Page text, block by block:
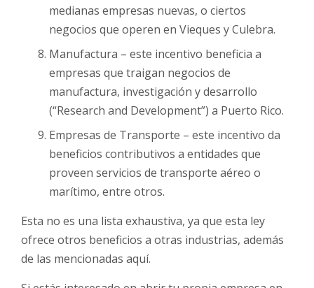
medianas empresas nuevas, o ciertos
negocios que operen en Vieques y Culebra.
Manufactura – este incentivo beneficia a
empresas que traigan negocios de
manufactura, investigación y desarrollo
(“Research and Development”) a Puerto Rico.
Empresas de Transporte – este incentivo da
beneficios contributivos a entidades que
proveen servicios de transporte aéreo o
marítimo, entre otros.
Esta no es una lista exhaustiva, ya que esta ley
ofrece otros beneficios a otras industrias, además
de las mencionadas aquí.